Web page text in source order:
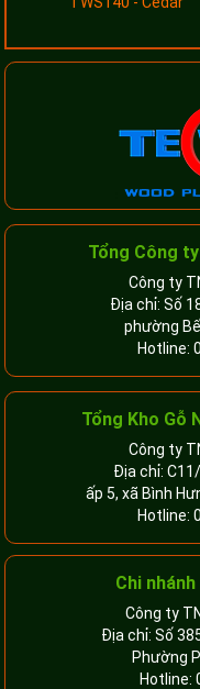
Tổng Công
Công ty
Địa chỉ: Số
phường
Hotline:
Tổng Kho Gỗ
Công ty
Địa chỉ:
ấp 5, xã Bình
Hotline:
Chi
Công ty
Địa chỉ: Số
Phường
Hotline: